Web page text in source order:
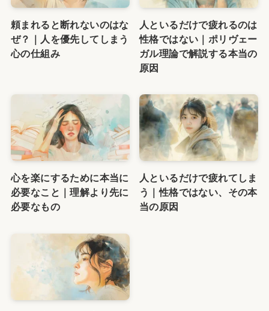
頼まれると断れないのはな
ぜ？｜人を優先してしまう
心の仕組み
人といるだけで疲れるのは
性格ではない｜ポリヴェー
ガル理論で解説する本当の
原因
心を楽にするために本当に
必要なこと｜理解より先に
必要なもの
人といるだけで疲れてしま
う｜性格ではない、その本
当の原因